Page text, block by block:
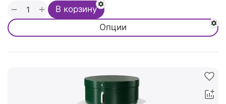
Опции
+
− В корзину